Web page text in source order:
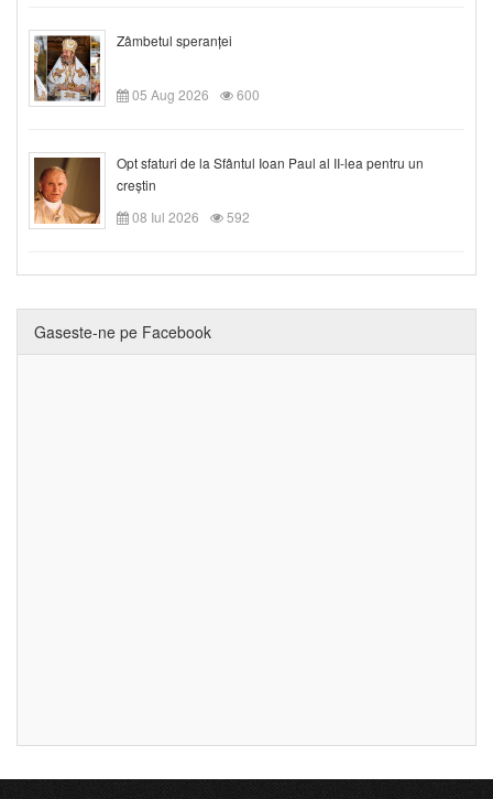
Zâmbetul speranței
05 Aug 2026 600
Opt sfaturi de la Sfântul Ioan Paul al II-lea pentru un
creștin
08 Iul 2026
592
Gaseste-ne pe Facebook